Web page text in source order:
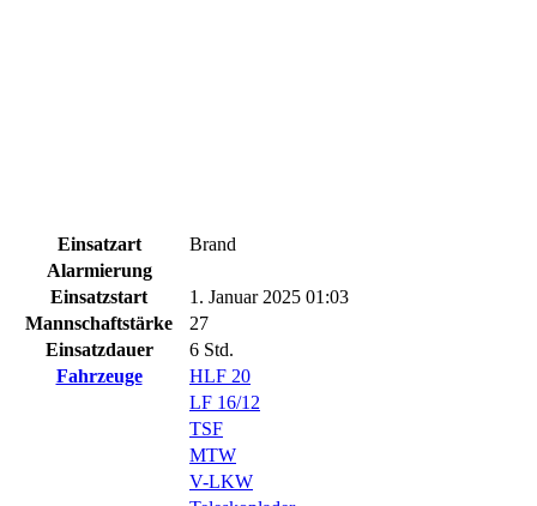
Einsatzart
Brand
Alarmierung
Einsatzstart
1. Januar 2025 01:03
Mannschaftstärke
27
Einsatzdauer
6 Std.
Fahrzeuge
HLF 20
LF 16/12
TSF
MTW
V-LKW